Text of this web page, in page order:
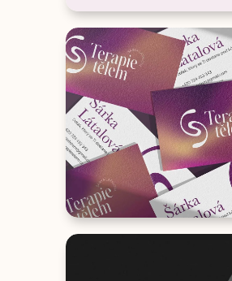
BRANDING & WEB
Terapie tělem